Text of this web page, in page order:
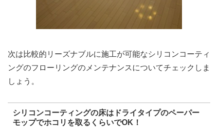
次は比較的リーズナブルに施工が可能なシリコンコーティ
ングのフローリングのメンテナンスについてチェックしま
しょう。
シリコンコーティングの床はドライタイプのペーパー
モップでホコリを取るくらいでOK！